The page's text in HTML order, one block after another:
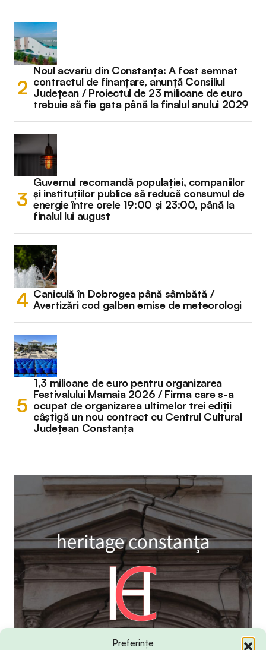
Preferințe
Noul acvariu din Constanța: A fost semnat
contractul de finanțare, anunță Consiliul
Județean / Proiectul de 23 milioane de euro
trebuie să fie gata până la finalul anului 2029
Guvernul recomandă populației, companiilor
și instituțiilor publice să reducă consumul de
energie între orele 19:00 și 23:00, până la
finalul lui august
Caniculă în Dobrogea până sâmbătă /
Avertizări cod galben emise de meteorologi
1,3 milioane de euro pentru organizarea
Festivalului Mamaia 2026 / Firma care s-a
ocupat de organizarea ultimelor trei ediții
câștigă un nou contract cu Centrul Cultural
Județean Constanța